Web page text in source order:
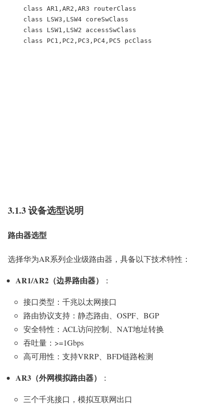
    class AR1,AR2,AR3 routerClass
    class LSW3,LSW4 coreSwClass
    class LSW1,LSW2 accessSwClass
    class PC1,PC2,PC3,PC4,PC5 pcClass
3.1.3 设备选型说明
路由器选型
选择华为AR系列企业级路由器，具备以下技术特性：
AR1/AR2（边界路由器） ：
接口类型：千兆以太网接口
路由协议支持：静态路由、OSPF、BGP
安全特性：ACL访问控制、NAT地址转换
吞吐量：>=1Gbps
高可用性：支持VRRP、BFD链路检测
AR3（外网模拟路由器） ：
三个千兆接口，模拟互联网出口